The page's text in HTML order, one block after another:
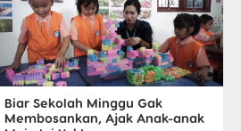
Biar Sekolah Minggu Gak
Membosankan, Ajak Anak-anak